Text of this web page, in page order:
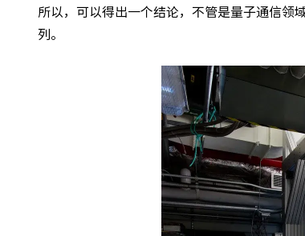
所以，可以得出一个结论，不管是量子通信领
列。